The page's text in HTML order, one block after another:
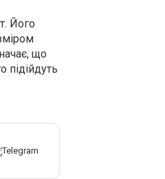
Його
що
підійдуть